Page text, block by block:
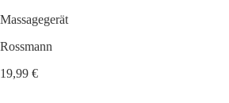
Massagegerät
Rossmann
19,99 €